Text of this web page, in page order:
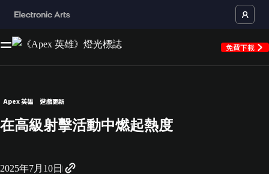
免費下載
Apex 英雄 遊戲更新
在高級射擊活動中燃起熱度
2025年7月10日